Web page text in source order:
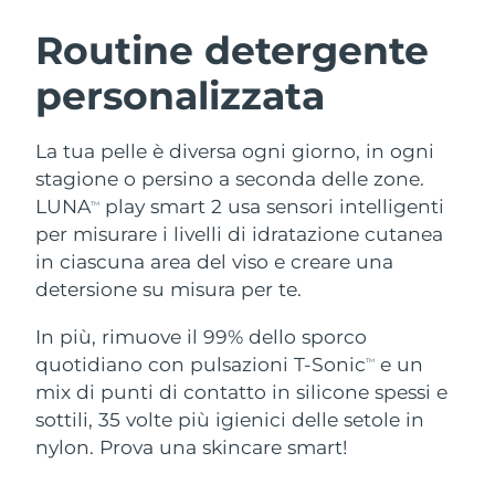
Routine detergente
personalizzata
La tua pelle è diversa ogni giorno, in ogni
stagione o persino a seconda delle zone.
LUNATM
play smart 2 usa sensori intelligenti
per misurare i livelli di idratazione cutanea
in ciascuna area del viso e creare una
detersione su misura per te.
In più, rimuove il 99% dello sporco
quotidiano con pulsazioni T-SonicTM
e un
mix di punti di contatto in silicone spessi e
sottili, 35 volte più igienici delle setole in
nylon. Prova una skincare smart!
LUNA™ 4 pacchetto
Anti-aging massage
LUNA™ 4 Plus
LUNA™ 4 Men
For men, anti-aging massage
BEAR™ 2 pacchetto
Microcurrent toning
BEAR™ 2 go
BEAR™ 2 eyes & lips
Microcurrent line smoothing device
Idratazione
UFO™ 3 pacchetto
Deep facial hydration
UFO™ 3 LED
Near-infrared and red light therapy
device
Igiene orale
Hybrid silicone sonic toothbrush
issa™ 4 plus
Smart hybrid silicone sonic toothbrush
TRATTAMENTI ANTI-AGE FAQ™
Anti-age Trattamenti LED
NEW
Austria Consegna stimata 09/08/2026
Bahrein Consegna stimata
Belgio
Bermuda Consegna stimata15/08/2026
Bosnia ed
Erzegovina
Consegna stimata 12/08/2026
Bulgaria Consegna stimata 09/08/2026
Canada Consegna stimata13/08/2026